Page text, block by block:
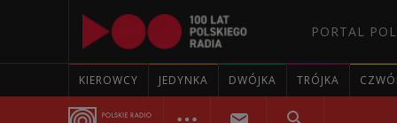
PORTAL
KIEROWCY JEDYNKA DWÓJKA TRÓJKA